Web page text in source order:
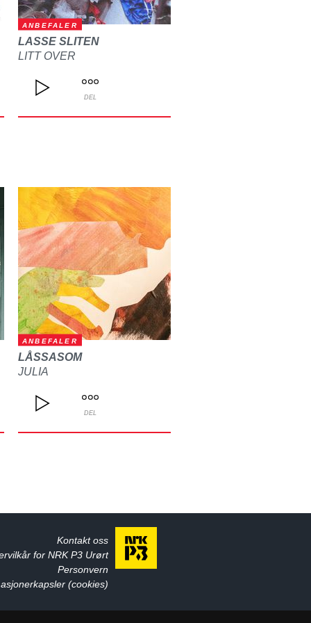
ANBEFALER
LASSE SLITEN
LITT OVER
DEL
ANBEFALER
LÅSSASOM
JULIA
DEL
Kontakt oss
for NRK P3 Urørt
Personvern
(cookies)